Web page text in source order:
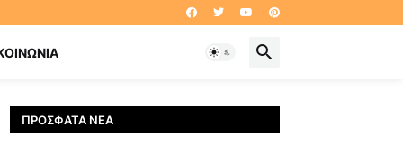
ΠΡΌΣΦΑΤΑ ΝΈΑ